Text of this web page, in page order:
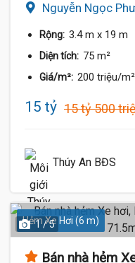
Nguyễn Ngọc
Rộng: 3.4 m x 19 m
Diện tích: 75 m²
Giá/m²: 200 triệu/m²
15 tỷ 15 tỷ 500
Thúy An BĐS
Hẻm Xe Hơi (6 m)
1 / 5
Bán nhà hẻm